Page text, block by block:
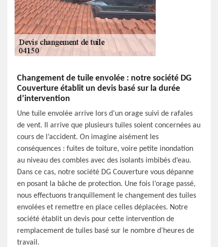
Changement de tuile envolée : notre société DG
Couverture établit un devis basé sur la durée
d’intervention
Une tuile envolée arrive lors d’un orage suivi de rafales
de vent. Il arrive que plusieurs tuiles soient concernées au
cours de l’accident. On imagine aisément les
conséquences : fuites de toiture, voire petite inondation
au niveau des combles avec des isolants imbibés d’eau.
Dans ce cas, notre société DG Couverture vous dépanne
en posant la bâche de protection. Une fois l’orage passé,
nous effectuons tranquillement le changement des tuiles
envolées et remettre en place celles déplacées. Notre
société établit un devis pour cette intervention de
remplacement de tuiles basé sur le nombre d’heures de
travail.